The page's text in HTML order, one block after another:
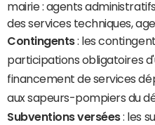
mairie : agents
des services techniques,
Contingents: les
participations obligatoires
financement de services
aux sapeurs-pompiers du
Subventions versées: les